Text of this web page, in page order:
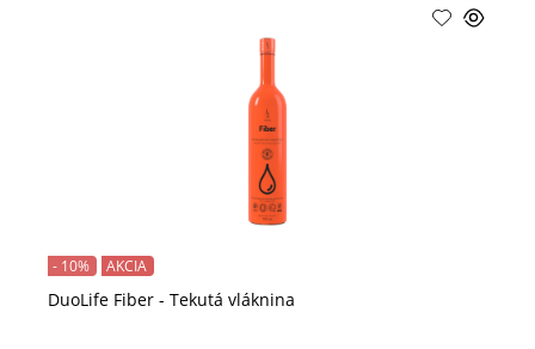
DuoLife Fiber - Tekutá vláknina
- 10% AKCIA